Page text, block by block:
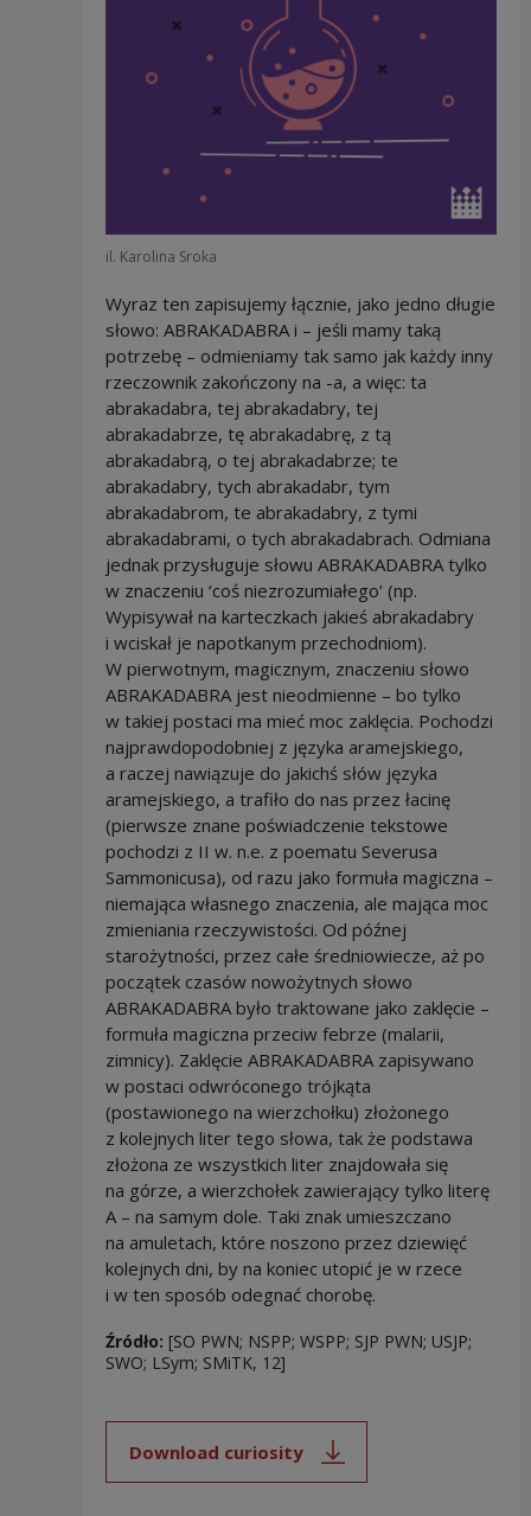
il. Karolina Sroka
Wyraz ten zapisujemy łącznie, jako jedno długie
słowo: ABRAKADABRA i – jeśli mamy taką
potrzebę – odmieniamy tak samo jak każdy inny
rzeczownik zakończony na -a, a więc: ta
abrakadabra, tej abrakadabry, tej
abrakadabrze, tę abrakadabrę, z tą
abrakadabrą, o tej abrakadabrze; te
abrakadabry, tych abrakadabr, tym
abrakadabrom, te abrakadabry, z tymi
abrakadabrami, o tych abrakadabrach. Odmiana
jednak przysługuje słowu ABRAKADABRA tylko
w znaczeniu ‘coś niezrozumiałego’ (np.
Wypisywał na karteczkach jakieś abrakadabry
i wciskał je napotkanym przechodniom).
W pierwotnym, magicznym, znaczeniu słowo
ABRAKADABRA jest nieodmienne – bo tylko
w takiej postaci ma mieć moc zaklęcia. Pochodzi
najprawdopodobniej z języka aramejskiego,
a raczej nawiązuje do jakichś słów języka
aramejskiego, a trafiło do nas przez łacinę
(pierwsze znane poświadczenie tekstowe
pochodzi z II w. n.e. z poematu Severusa
Sammonicusa), od razu jako formuła magiczna –
niemająca własnego znaczenia, ale mająca moc
zmieniania rzeczywistości. Od późnej
starożytności, przez całe średniowiecze, aż po
początek czasów nowożytnych słowo
ABRAKADABRA było traktowane jako zaklęcie –
formuła magiczna przeciw febrze (malarii,
zimnicy). Zaklęcie ABRAKADABRA zapisywano
w postaci odwróconego trójkąta
(postawionego na wierzchołku) złożonego
z kolejnych liter tego słowa, tak że podstawa
złożona ze wszystkich liter znajdowała się
na górze, a wierzchołek zawierający tylko literę
A – na samym dole. Taki znak umieszczano
na amuletach, które noszono przez dziewięć
kolejnych dni, by na koniec utopić je w rzece
i w ten sposób odegnać chorobę.
Źródło: [SO PWN; NSPP; WSPP; SJP PWN; USJP;
SWO; LSym; SMiTK, 12]
Download curiosity
Note, the link will open in a new